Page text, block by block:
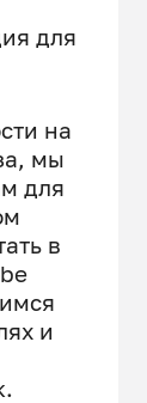
для
на
мы
для
в
и